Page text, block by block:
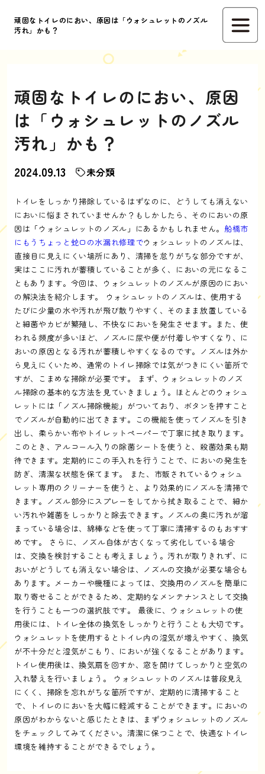
頑固なトイレのにおい、原因は「ウォシュレットのノズル
汚れ」かも？
頑固なトイレのにおい、原因
は「ウォシュレットのノズル
汚れ」かも？
2024.09.13 未分類
トイレをしっかり掃除しているはずなのに、どうしても消えない
においに悩まされていませんか？もしかしたら、そのにおいの原
因は「ウォシュレットのノズル」にあるかもしれません。 船橋市
にもうちょっと蛇口の水漏れ修理でウォシュレットのノズルは、
直接目に見えにくい場所にあり、清掃を怠りがちな部分ですが、
実はここに汚れが蓄積していることが多く、においの元になるこ
ともあります。今回は、ウォシュレットのノズルが原因のにおい
の解決法を紹介します。 ウォシュレットのノズルは、使用する
たびに少量の水や汚れが飛び散りやすく、そのまま放置している
と細菌やカビが繁殖し、不快なにおいを発生させます。また、使
われる頻度が多いほど、ノズルに尿や便が付着しやすくなり、に
おいの原因となる汚れが蓄積しやすくなるのです。ノズルは外か
ら見えにくいため、通常のトイレ掃除では気がつきにくい箇所で
すが、こまめな掃除が必要です。 まず、ウォシュレットのノズ
ル掃除の基本的な方法を見ていきましょう。ほとんどのウォシュ
レットには「ノズル掃除機能」がついており、ボタンを押すこと
でノズルが自動的に出てきます。この機能を使ってノズルを引き
出し、柔らかい布やトイレットペーパーで丁寧に拭き取ります。
このとき、アルコール入りの除菌シートを使うと、殺菌効果も期
待できます。定期的にこの手入れを行うことで、においの発生を
防ぎ、清潔な状態を保てます。 また、市販されているウォシュ
レット専用のクリーナーを使うと、より効果的にノズルを清掃で
きます。ノズル部分にスプレーをしてから拭き取ることで、細か
い汚れや雑菌をしっかりと除去できます。ノズルの奥に汚れが溜
まっている場合は、綿棒などを使って丁寧に清掃するのもおすす
めです。 さらに、ノズル自体が古くなって劣化している場合
は、交換を検討することも考えましょう。汚れが取りきれず、に
おいがどうしても消えない場合は、ノズルの交換が必要な場合も
あります。メーカーや機種によっては、交換用のノズルを簡単に
取り寄せることができるため、定期的なメンテナンスとして交換
を行うことも一つの選択肢です。 最後に、ウォシュレットの使
用後には、トイレ全体の換気をしっかりと行うことも大切です。
ウォシュレットを使用するとトイレ内の湿気が増えやすく、換気
が不十分だと湿気がこもり、においが強くなることがあります。
トイレ使用後は、換気扇を回すか、窓を開けてしっかりと空気の
入れ替えを行いましょう。 ウォシュレットのノズルは普段見え
にくく、掃除を忘れがちな箇所ですが、定期的に清掃すること
で、トイレのにおいを大幅に軽減することができます。においの
原因がわからないと感じたときは、まずウォシュレットのノズル
をチェックしてみてください。清潔に保つことで、快適なトイレ
環境を維持することができるでしょう。